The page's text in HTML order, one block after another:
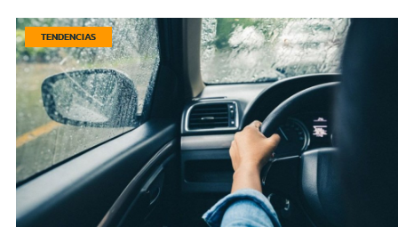
TENDENCIAS